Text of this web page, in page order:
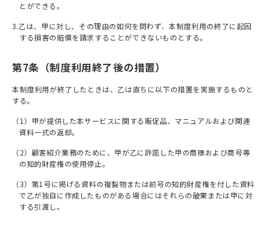
とができる。
3.⼄は、甲に対し、その理由の如何を問わず、本制度利用の終了に起因
する損害の賠償を請求することができないものとする。
第7条（制度利用終了後の措置）
本制度利用が終了したときは、⼄は直ちに以下の措置を実施するものと
する。
（1）甲が提供した本サービスに関する販促品、マニュアルおよび関連
資料⼀式の返却。
（2）顧客紹介業務のために、甲が⼄に許諾した甲の商標および商号等
の知的財産権の使⽤停⽌。
（3）第1号に掲げる資料の複製物または前号の知的財産権を付した資料
で⼄が独⾃に作成したものがある場合にはそれらの破棄または甲に対
する引渡し。